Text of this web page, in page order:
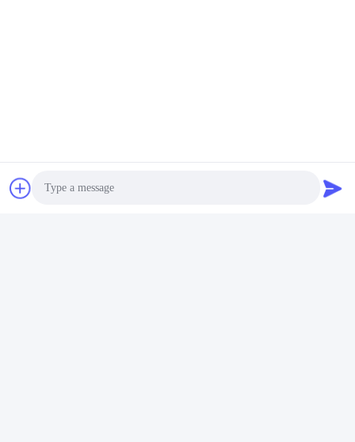
ห้อง 105 อาคาร F4 เขต F เมืองดิจิตอล Tianan เขตหนานเฉิง